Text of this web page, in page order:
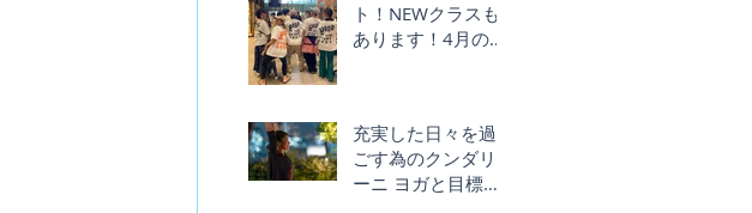
ト！NEWクラスも
あります！4月のク
充実した日々を過
ごす為のクンダリ
ーニ ヨガと目標設